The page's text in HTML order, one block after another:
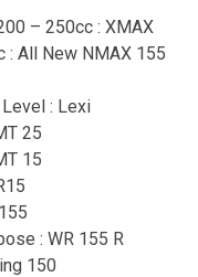
– 250cc : XMAX
All New NMAX 155
: Lexi
25
15
: WR 155 R
150